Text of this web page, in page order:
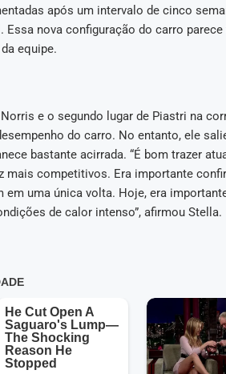
após um intervalo de cinco
Essa nova configuração do carro
equipe.
e o segundo lugar de Piastri na
do carro. No entanto, ele
bastante acirrada. “É bom trazer
mais competitivos. Era importante
uma única volta. Hoje, era
de calor intenso”, afirmou Stella.